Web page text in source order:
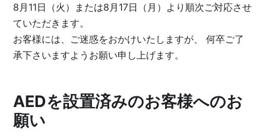
8月11日（火）または8月17日（月）より順次ご対応させ
ていただきます。
お客様には、ご迷惑をおかけいたしますが、 何卒ご了
承下さいますようお願い申し上げます。
AEDを設置済みのお客様へのお
願い